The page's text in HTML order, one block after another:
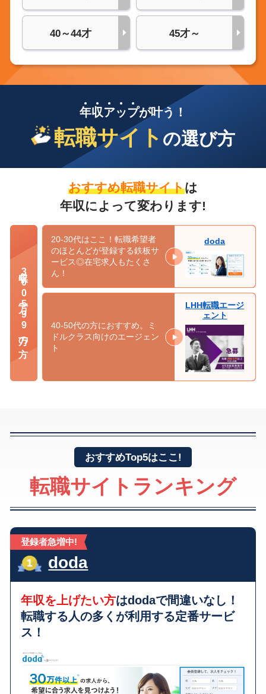
40～44才 45才～
年収アップが叶う！
転職サイト の選び方
おすすめ転職サイトは
年収によって変わります!
年収300万〜599万の方
20-30代はここ！転職希望者
のほとんどが登録する鉄板サ
ービス◎在宅求人もたくさ
ん！
doda
40-50代の方におすすめ。ミ
ドルクラス向けのエージェン
ト
LHH転職エージ
ェント
おすすめTop5はここ!
転職サイトランキング
登録者急増中!
doda
年収を上げたい方はdodaで間違いなし！
転職する人の多くが利用する定番サービ
ス！